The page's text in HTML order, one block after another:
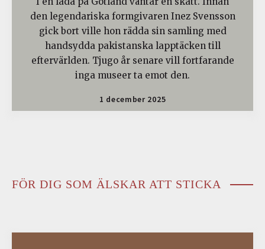
den legendariska formgivaren Inez Svensson
gick bort ville hon rädda sin samling med
handsydda pakistanska lapptäcken till
eftervärlden. Tjugo år senare vill fortfarande
inga museer ta emot den.
1 december 2025
FÖR DIG SOM ÄLSKAR ATT STICKA